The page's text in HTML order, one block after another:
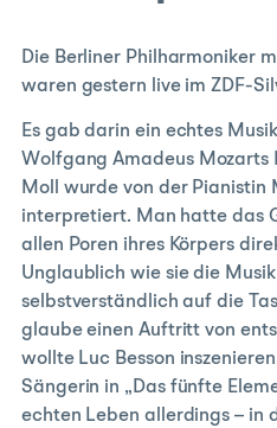
Die Berliner Philharmoniker
waren gestern live im ZDF-
Es gab darin ein echtes
Wolfgang Amadeus Mozarts
Moll wurde von der Pianistin
interpretiert. Man hatte das
allen Poren ihres Körpers
Unglaublich wie sie die
selbstverständlich auf die
glaube einen Auftritt von
wollte Luc Besson
Sängerin in „Das fünfte
echten Leben allerdings – in